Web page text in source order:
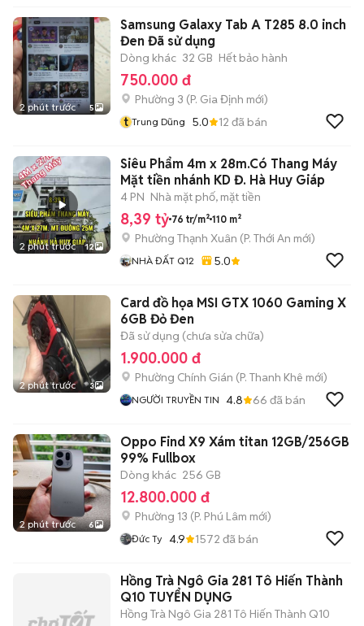
2 phút trước 5
Samsung Galaxy Tab A T285 8.0 inch
Đen Đã sử dụng
Dòng khác 32 GB Hết bảo hành
750.000 đ
Phường 3 (P. Gia Định mới)
t Trung Dũng 5.0 12 đã bán
2 phút trước 12
Siêu Phẩm 4m x 28m.Có Thang Máy
Mặt tiền nhánh KD Đ. Hà Huy Giáp
4 PN Nhà mặt phố, mặt tiền
8,39 tỷ 76 tr/m² 110 m²
Phường Thạnh Xuân (P. Thới An mới)
NHÀ ĐẤT Q12 5.0
2 phút trước 3
Card đồ họa MSI GTX 1060 Gaming X
6GB Đỏ Đen
Đã sử dụng (chưa sửa chữa)
1.900.000 đ
Phường Chính Gián (P. Thanh Khê mới)
NGƯỜI TRUYỀN TIN 4.8 66 đã bán
2 phút trước 6
Oppo Find X9 Xám titan 12GB/256GB
99% Fullbox
Dòng khác 256 GB
12.800.000 đ
Phường 13 (P. Phú Lâm mới)
Đức Ty 4.9 1572 đã bán
Hồng Trà Ngô Gia 281 Tô Hiến Thành
Q10 TUYỂN DỤNG
Hồng Trà Ngô Gia 281 Tô Hiến Thành Q10